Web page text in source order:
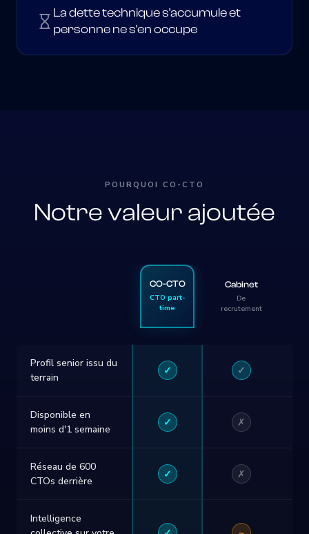
La dette technique s'accumule et
personne ne s'en occupe
POURQUOI CO-CTO
Notre valeur ajoutée
CO-CTO
CTO part-
time
Cabinet
De
recrutement
Profil senior issu du
terrain
✓ ✓
Disponible en
moins d'1 semaine
✓ ✗
Réseau de 600
CTOs derrière
✓ ✗
Intelligence